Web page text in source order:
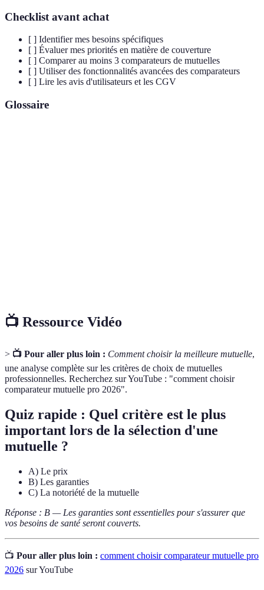
Checklist avant achat
[ ] Identifier mes besoins spécifiques
[ ] Évaluer mes priorités en matière de couverture
[ ] Comparer au moins 3 comparateurs de mutuelles
[ ] Utiliser des fonctionnalités avancées des comparateurs
[ ] Lire les avis d'utilisateurs et les CGV
Glossaire
📺 Ressource Vidéo
> 📺 Pour aller plus loin : Comment choisir la meilleure mutuelle,
une analyse complète sur les critères de choix de mutuelles
professionnelles. Recherchez sur YouTube : "comment choisir
comparateur mutuelle pro 2026".
Quiz rapide : Quel critère est le plus
important lors de la sélection d'une
mutuelle ?
A) Le prix
B) Les garanties
C) La notoriété de la mutuelle
Réponse : B — Les garanties sont essentielles pour s'assurer que
vos besoins de santé seront couverts.
📺 Pour aller plus loin : comment choisir comparateur mutuelle pro
2026 sur YouTube